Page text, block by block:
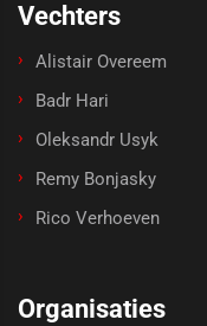
Vechters
Alistair Overeem
Badr Hari
Oleksandr Usyk
Remy Bonjasky
Rico Verhoeven
Organisaties